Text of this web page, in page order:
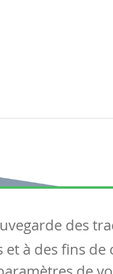
Articles
Tous les articles
Articles DYS
des
à des fins de